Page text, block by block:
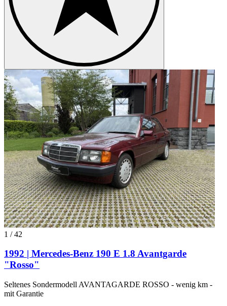
1 /42
1992 | Mercedes-Benz 190 E 1.8 Avantgarde
"Rosso"
Seltenes Sondermodell AVANTAGARDE ROSSO - wenig km -
mit Garantie